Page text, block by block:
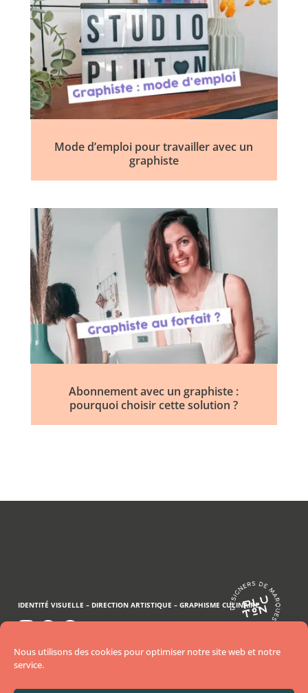
Nous utilisons des cookies pour optimiser notre site web et notre
service.
Mode d’emploi pour travailler avec un
graphiste
Abonnement avec un graphiste :
pourquoi choisir cette solution ?
IDENTITÉ VISUELLE – DIRECTION ARTISTIQUE –GRAPHISME CULINAIRE
Nous aidons les restaurants et food brands à